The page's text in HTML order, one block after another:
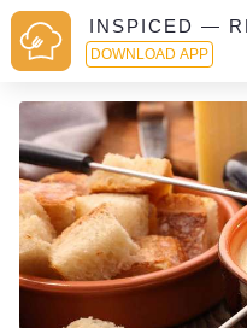
INSPICED —
DOWNLOAD APP